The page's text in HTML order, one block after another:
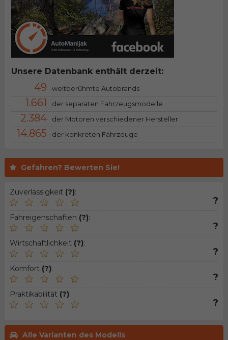
Gefahren? Bewerten Sie!
Zuverlässigkeit (?):
?
Fahreigenschaften (?):
?
Wirtschaftlichkeit (?):
?
Komfort (?):
?
Praktikabilität (?):
?
Alle Varianten des Modells
Unsere Datenbank enthält derzeit:
49 weltberühmte Autobrands
1.661 der separaten Fahrzeugsmodelle
2.384 der Motoren verschiedener Hersteller
14.865 der konkreten Fahrzeuge